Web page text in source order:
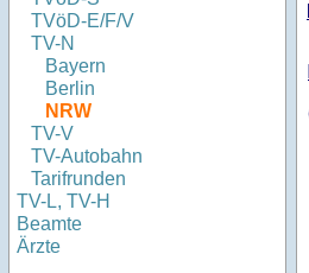
TVöD-E/F/V
TV-N
Bayern
Berlin
NRW
TV-V
TV-Autobahn
Tarifrunden
TV-L, TV-H
Beamte
Ärzte